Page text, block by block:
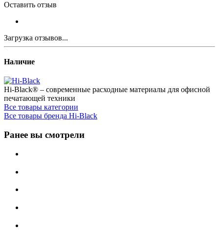
Оставить отзыв
Загрузка отзывов...
Наличие
Hi-Black® – современные расходные материалы для офисной
печатающей техники
Все товары категории
Все товары бренда Hi-Black
Ранее вы смотрели